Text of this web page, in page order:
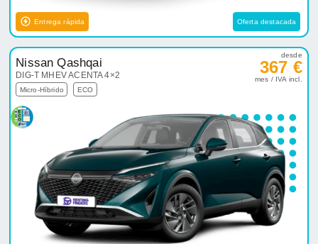
Entrega rápida Oferta destacada
Nissan Qashqai
DIG-T MHEV ACENTA 4×2
Micro-Híbrido ECO
desde
367 €
mes / IVA incl.